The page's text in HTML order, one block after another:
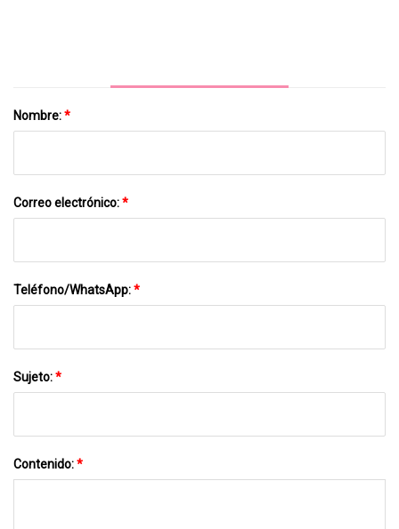
Nombre:*
Correo electrónico:*
Teléfono/WhatsApp:*
Sujeto:*
Contenido:*